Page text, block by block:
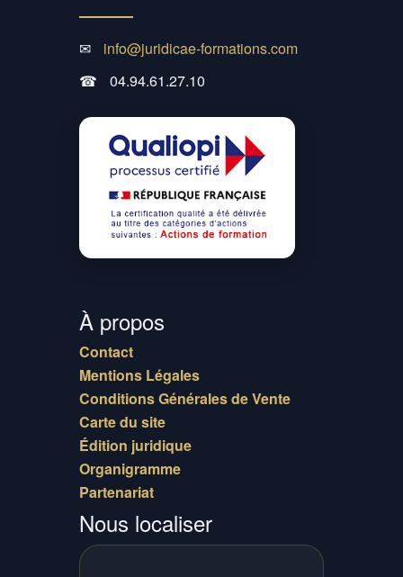
✉
info@juridicae-formations.com
☎
04.94.61.27.10
À propos
Contact
Mentions Légales
Conditions Générales de Vente
Carte du site
Édition juridique
Organigramme
Partenariat
Nous localiser